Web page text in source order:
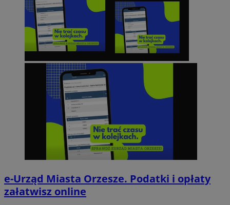
e-Urząd Miasta Orzesze. Podatki i opłaty
załatwisz online